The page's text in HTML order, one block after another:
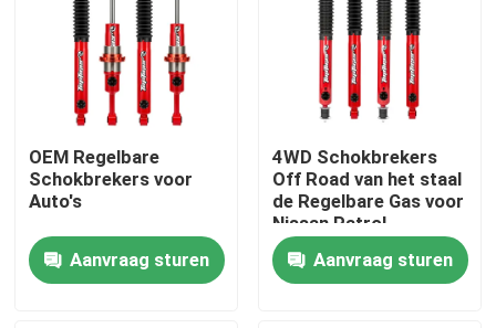
Fabriekstocht
Kwaliteitscontrole
Neem contact met ons op
OEM Regelbare
Schokbrekers voor
Auto's
Aanvraag sturen
4WD Schokbrekers
Off Road van het staal
de Regelbare Gas voor
Nissan Patrol
Aanvraag sturen